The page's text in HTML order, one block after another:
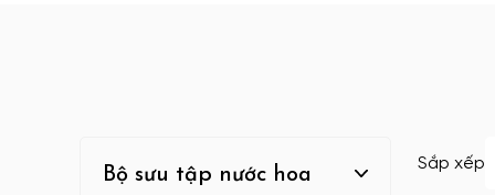
Bộ sưu tập nước hoa
Sắp xếp